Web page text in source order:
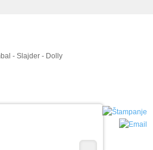
- Slajder - Dolly